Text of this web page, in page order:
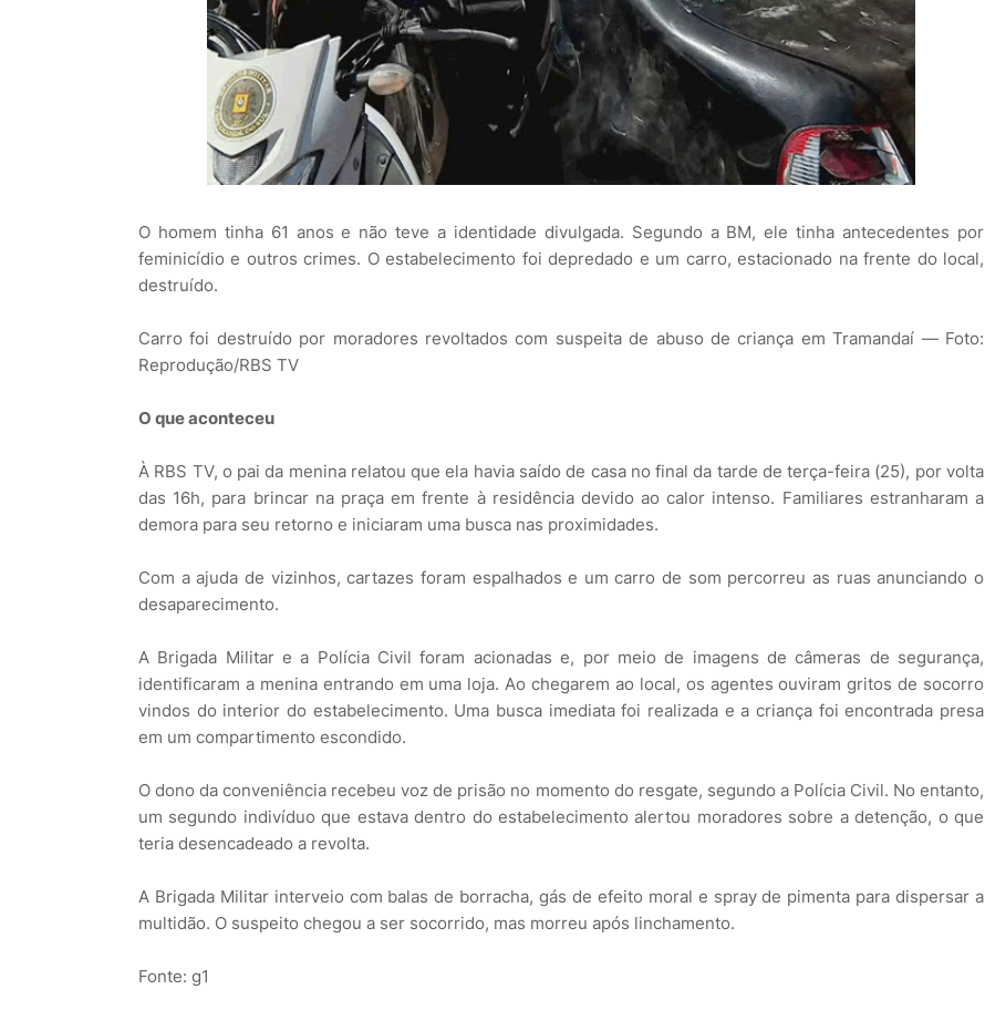
O homem tinha 61 anos e não teve a identidade divulgada. Segundo a BM, ele tinha antecedentes por
feminicídio e outros crimes. O estabelecimento foi depredado e um carro, estacionado na frente do local,
destruído.
Carro foi destruído por moradores revoltados com suspeita de abuso de criança em Tramandaí — Foto:
Reprodução/RBS TV
O que aconteceu
À RBS TV, o pai da menina relatou que ela havia saído de casa no final da tarde de terça-feira (25), por volta
das 16h, para brincar na praça em frente à residência devido ao calor intenso. Familiares estranharam a
demora para seu retorno e iniciaram uma busca nas proximidades.
Com a ajuda de vizinhos, cartazes foram espalhados e um carro de som percorreu as ruas anunciando o
desaparecimento.
A Brigada Militar e a Polícia Civil foram acionadas e, por meio de imagens de câmeras de segurança,
identificaram a menina entrando em uma loja. Ao chegarem ao local, os agentes ouviram gritos de socorro
vindos do interior do estabelecimento. Uma busca imediata foi realizada e a criança foi encontrada presa
em um compartimento escondido.
O dono da conveniência recebeu voz de prisão no momento do resgate, segundo a Polícia Civil. No entanto,
um segundo indivíduo que estava dentro do estabelecimento alertou moradores sobre a detenção, o que
teria desencadeado a revolta.
A Brigada Militar interveio com balas de borracha, gás de efeito moral e spray de pimenta para dispersar a
multidão. O suspeito chegou a ser socorrido, mas morreu após linchamento.
Fonte: g1